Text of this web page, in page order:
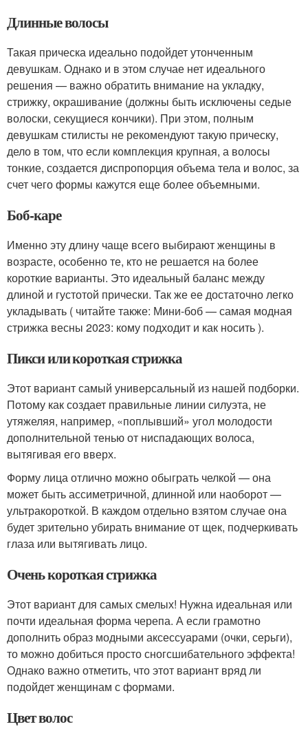
Длинные волосы
Такая прическа идеально подойдет утонченным
девушкам. Однако и в этом случае нет идеального
решения — важно обратить внимание на укладку,
стрижку, окрашивание (должны быть исключены седые
волоски, секущиеся кончики). При этом, полным
девушкам стилисты не рекомендуют такую прическу,
дело в том, что если комплекция крупная, а волосы
тонкие, создается диспропорция объема тела и волос, за
счет чего формы кажутся еще более объемными.
Боб-каре
Именно эту длину чаще всего выбирают женщины в
возрасте, особенно те, кто не решается на более
короткие варианты. Это идеальный баланс между
длиной и густотой прически. Так же ее достаточно легко
укладывать ( читайте также: Мини-боб — самая модная
стрижка весны 2023: кому подходит и как носить ).
Пикси или короткая стрижка
Этот вариант самый универсальный из нашей подборки.
Потому как создает правильные линии силуэта, не
утяжеляя, например, «поплывший» угол молодости
дополнительной тенью от ниспадающих волоса,
вытягивая его вверх.
Форму лица отлично можно обыграть челкой — она
может быть ассиметричной, длинной или наоборот —
ультракороткой. В каждом отдельно взятом случае она
будет зрительно убирать внимание от щек, подчеркивать
глаза или вытягивать лицо.
Очень короткая стрижка
Этот вариант для самых смелых! Нужна идеальная или
почти идеальная форма черепа. А если грамотно
дополнить образ модными аксессуарами (очки, серьги),
то можно добиться просто сногсшибательного эффекта!
Однако важно отметить, что этот вариант вряд ли
подойдет женщинам с формами.
Цвет волос